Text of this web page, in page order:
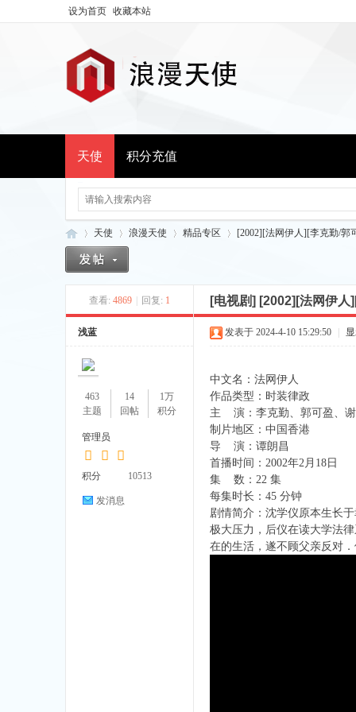
设为首页 收藏本站
天使 积分充值
天使
›
浪漫天使
›
精品专区
›
[2002][法网伊人][李克勤/郭
查看: 4869 回复: 1 [电视剧] [2002][法网伊人
浅蓝
463
主题
14
回帖
1万
积分
管理员
积分 10513
发消息
发表于 2024-4-10 15:29:50
中文名：法网伊人
作品类型：时装律政
主 演：李克勤、郭可盈、
制片地区：中国香港
导 演：谭朗昌
首播时间：2002年2月18日
集 数：22 集
每集时长：45 分钟
剧情简介：沈学仪原本生长
极大压力，后仪在读大学法
在的生活，遂不顾父亲反对